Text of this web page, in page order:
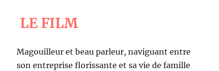
LE FILM
Magouilleur et beau parleur, naviguant entre
son entreprise florissante et sa vie de famille